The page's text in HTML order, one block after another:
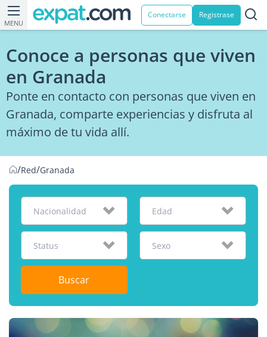
MENU
Conectarse Registrase
Conoce a personas que viven
en Granada
Ponte en contacto con personas que viven en
Granada, comparte experiencias y disfruta al
máximo de tu vida allí.
/Red/Granada
Nacionalidad Edad
Status Sexo
Buscar